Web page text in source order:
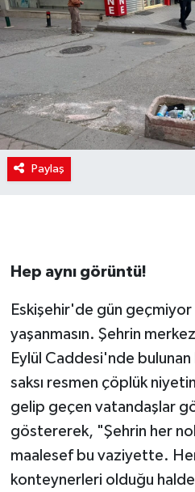
Paylaş
Hep aynı görüntü!
Eskişehir'de gün
yaşanmasın. Şehrin
Eylül Caddesi'nde
saksı resmen çöplük
gelip geçen vatandaşlar
göstererek, "Şehrin her
maalesef bu vaziyette.
konteynerleri olduğu